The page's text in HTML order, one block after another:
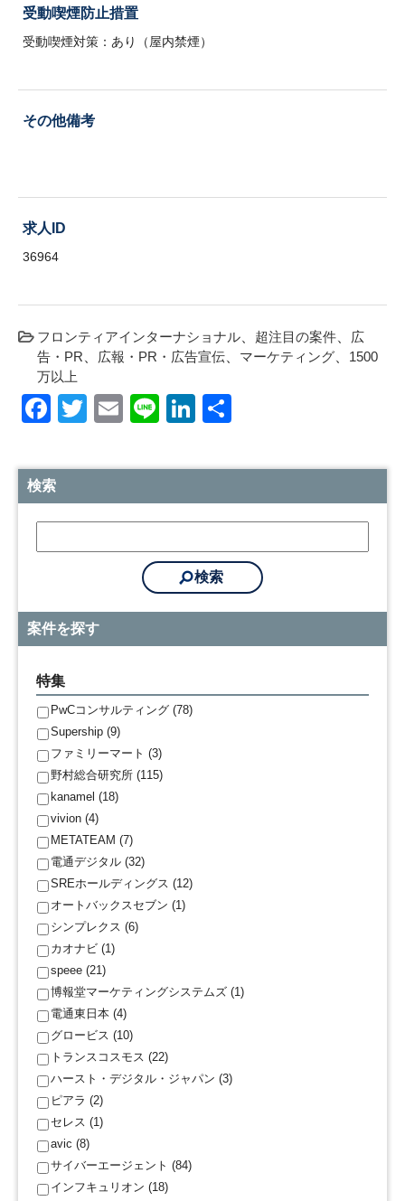
受動喫煙防止措置
受動喫煙対策：あり（屋内禁煙）
その他備考
求人ID
36964
フロンティアインターナショナル 超注目の案件
広
告・PR
広報・PR・広告宣伝 マーケティング
1500
万以上
Facebook
Twitter
EmailLineLinkedIn
検索
案件を探す
特集
PwCコンサルティング (78)
Supership (9)
ファミリーマート (3)
野村総合研究所 (115)
kanamel (18)
vivion (4)
METATEAM (7)
電通デジタル (32)
SREホールディングス (12)
オートバックスセブン (1)
シンプレクス (6)
カオナビ (1)
speee (21)
博報堂マーケティングシステムズ (1)
電通東日本 (4)
グロービス (10)
トランスコスモス (22)
ハースト・デジタル・ジャパン (3)
ピアラ (2)
セレス (1)
avic (8)
サイバーエージェント (84)
インフキュリオン (18)